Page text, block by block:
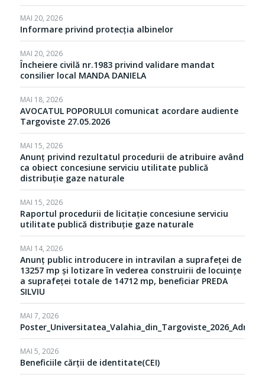
MAI 20, 2026
Informare privind protecția albinelor
MAI 20, 2026
Încheiere civilă nr.1983 privind validare mandat
consilier local MANDA DANIELA
MAI 18, 2026
AVOCATUL POPORULUI comunicat acordare audiente
Targoviste 27.05.2026
MAI 15, 2026
Anunț privind rezultatul procedurii de atribuire având
ca obiect concesiune serviciu utilitate publică
distribuție gaze naturale
MAI 15, 2026
Raportul procedurii de licitație concesiune serviciu
utilitate publică distribuție gaze naturale
MAI 14, 2026
Anunț public introducere in intravilan a suprafeței de
13257 mp și lotizare în vederea construirii de locuințe
a suprafeței totale de 14712 mp, beneficiar PREDA
SILVIU
MAI 7, 2026
MAI 5, 2026
Beneficiile cărții de identitate(CEI)